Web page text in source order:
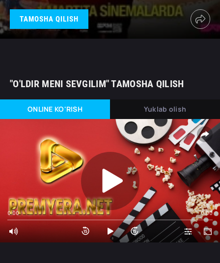
TAMOSHA QILISH
"O'LDIR MENI SEVGILIM" TAMOSHA QILISH
ONLINE KO'RISH Yuklab olish
0:00 0:00